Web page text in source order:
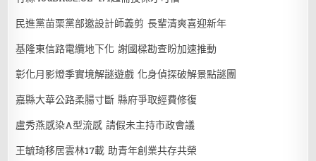
民進黨苗栗黨部邀設計師義剪 長輩清爽喜迎新年
基隆東信路電纜地下化 謝國樑勘查盼加速推動
彰化月影燈季實境解謎遊戲 化身偵探破解景點謎團
嘉縣大華公路柔腸寸斷 縣府爭取經費修復
盧秀燕感染A型流感 請假未主持市政會議
王毓琦移居雲林17載 助青年創業共存共榮